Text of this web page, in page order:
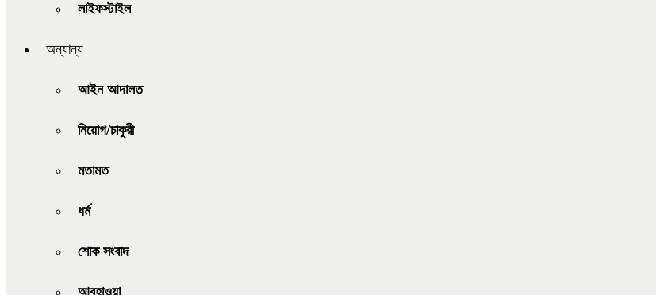
লাইফস্টাইল
অন্যান্য
আইন আদালত
নিয়োগ/চাকুরী
মতামত
ধর্ম
শোক সংবাদ
আবহাওয়া